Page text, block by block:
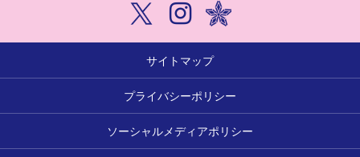
サイトマップ
プライバシーポリシー
ソーシャルメディアポリシー